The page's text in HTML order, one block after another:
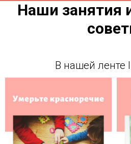
Наши занятия
В нашей ленте